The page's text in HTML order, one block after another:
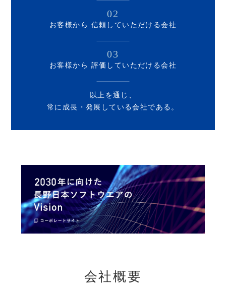
02
お客様から 信頼していただける会社
03
お客様から 評価していただける会社
以上を通じ、
常に成長・発展している会社である。
会社概要